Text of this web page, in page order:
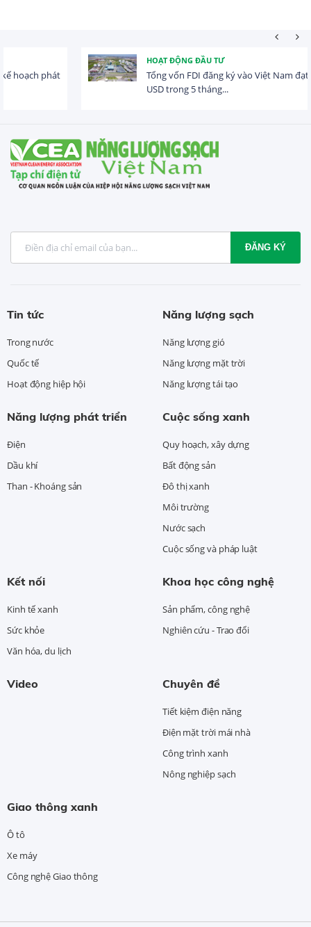
HOẠT ĐỘNG ĐẦU TƯ
Tổng vốn FDI đăng ký vào Việt Nam đạt gần 25 tỷ
USD trong 5 tháng...
ĐĂNG KÝ
Tin tức
Trong nước
Quốc tế
Hoạt động hiệp hội
Năng lượng sạch
Năng lượng gió
Năng lượng mặt trời
Năng lượng tái tạo
Năng lượng phát triển
Điện
Dầu khí
Than - Khoáng sản
Cuộc sống xanh
Quy hoạch, xây dựng
Bất động sản
Đô thị xanh
Môi trường
Nước sạch
Cuộc sống và pháp luật
Kết nối
Kinh tế xanh
Sức khỏe
Văn hóa, du lịch
Khoa học công nghệ
Sản phẩm, công nghệ
Nghiên cứu - Trao đổi
Video Chuyên đề
Tiết kiệm điện năng
Điện mặt trời mái nhà
Công trình xanh
Nông nghiệp sạch
Giao thông xanh
Ô tô
Xe máy
Công nghệ Giao thông